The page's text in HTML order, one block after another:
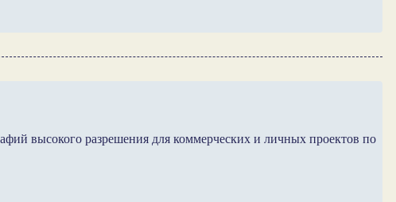
высокого разрешения для коммерческих и личных проектов по